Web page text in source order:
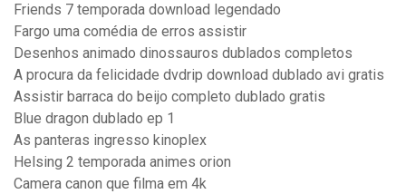
Friends 7 temporada download legendado
Fargo uma comédia de erros assistir
Desenhos animado dinossauros dublados completos
A procura da felicidade dvdrip download dublado avi gratis
Assistir barraca do beijo completo dublado gratis
Blue dragon dublado ep 1
As panteras ingresso kinoplex
Helsing 2 temporada animes orion
Camera canon que filma em 4k